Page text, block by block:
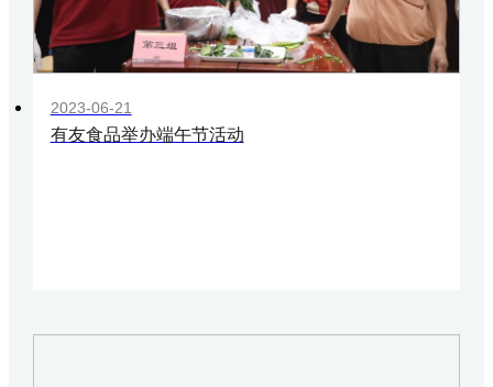
2023-06-21
有友食品举办端午节活动